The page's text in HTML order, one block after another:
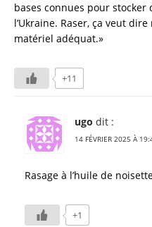
bases connues pour
l’Ukraine. Raser, ça veut
matériel adéquat.»
+11
ugo dit :
14 FÉVRIER 2025 À
Rasage à l’huile de
+1